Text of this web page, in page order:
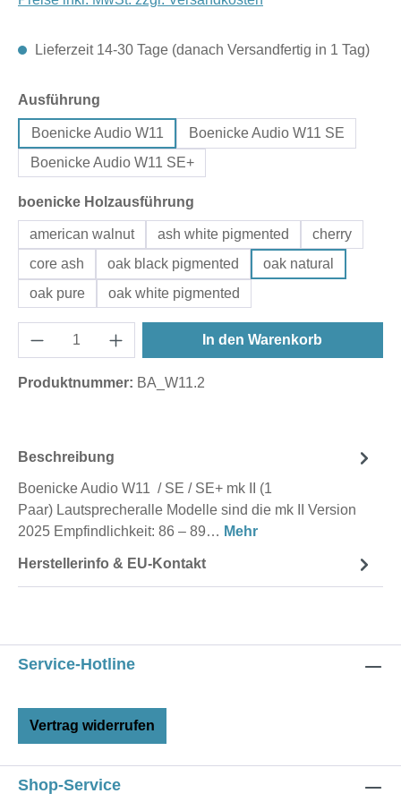
Lieferzeit 14-30 Tage (danach Versandfertig in 1 Tag)
Ausführung
Boenicke Audio W11
Boenicke Audio W11 SE
Boenicke Audio W11 SE+
boenicke Holzausführung
american walnut ash white pigmented
cherry
core ash
oak black pigmented
oak natural
oak pure
oak white pigmented
In den Warenkorb
Produktnummer: BA_W11.2
Beschreibung
Boenicke Audio W11 / SE / SE+ mk II (1
Paar) Lautsprecheralle Modelle sind die mk II Version
2025 Empfindlichkeit: 86 – 89… Mehr
Herstellerinfo & EU-Kontakt
Service-Hotline
Vertrag widerrufen
Shop-Service